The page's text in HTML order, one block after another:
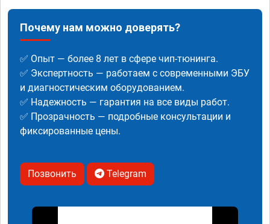
Почему нам можно доверять?
✅ Опыт — более 8 лет в сфере чип-тюнинга.
✅ Экспертность — работаем с современными ЭБУ
и диагностическим оборудованием.
✅ Надежность — гарантия на все виды работ.
✅ Прозрачность — подробные консультации и
фиксированные цены.
Позвонить Telegram